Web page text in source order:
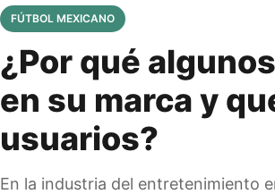
FÚTBOL MEXICANO
¿Por qué
en su marca y
usuarios?
En la industria del entretenimiento